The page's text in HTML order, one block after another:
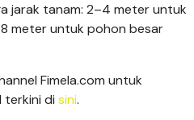
jarak tanam: 2–4 meter untuk
meter untuk pohon besar
Fimela.com untuk
terkini di sini.